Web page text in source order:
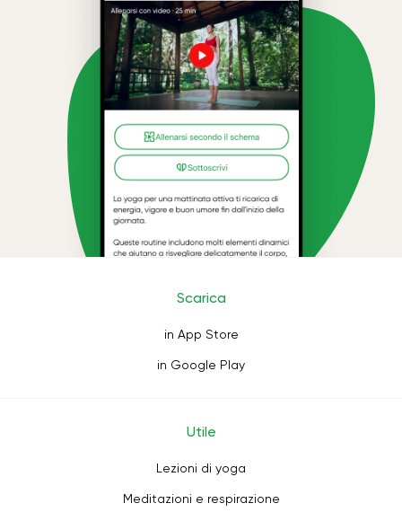
Scarica
in App Store
in Google Play
Utile
Lezioni di yoga
Meditazioni e respirazione